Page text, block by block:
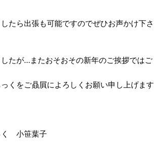
たら出張も可能ですのでぜひお声かけ下さ
たが…またおそおその新年のご挨拶ではご
くをご贔屓によろしくお願い申し上げます
小笹葉子